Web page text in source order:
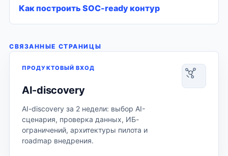
Как построить SOC-ready контур
СВЯЗАННЫЕ СТРАНИЦЫ
ПРОДУКТОВЫЙ ВХОД
AI-discovery
AI-discovery за 2 недели: выбор AI-
сценария, проверка данных, ИБ-
ограничений, архитектуры пилота и
roadmap внедрения.